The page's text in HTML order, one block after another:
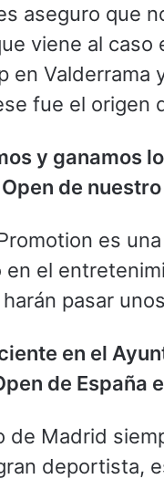
aseguro que
viene al
en
fue el origen
y ganamos
de
es
el
pasar
en el
de España
de Madrid
deportista,